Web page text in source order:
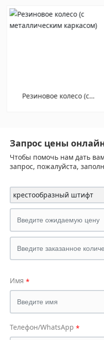
Резиновое колесо (с
Запрос цены
Чтобы помочь нам дать
запрос, пожалуйста,
крестообразный штифт
Имя
Телефон/WhatsApp